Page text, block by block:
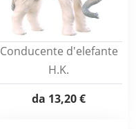
Conducente d'elefante
H.K.
da 13,20 €